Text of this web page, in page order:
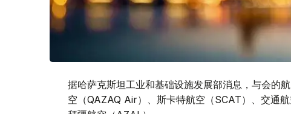
据哈萨克斯坦工业和基础设施发展部消息，与会的
空（QAZAQ Air）、斯卡特航空（SCAT）、交通